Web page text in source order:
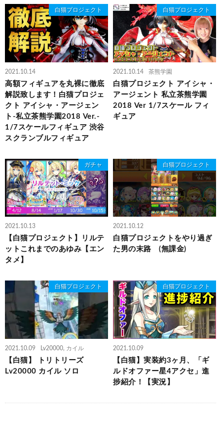
白猫プロジェクト
2021.10.14
高額フィギュアを丸裸に徹底
解説致します！白猫プロジェ
クト アイシャ・アージェン
ト-私立茶熊学園2018 Ver.-
1/7スケールフィギュア 渋谷
スクランブルフィギュア
白猫プロジェクト
2021.10.14 茶熊学園
白猫プロジェクト アイシャ・
アージェント 私立茶熊学園
2018 Ver 1/7スケール フィ
ギュア
ガチャ
2021.10.13
【白猫プロジェクト】リルテ
ットこれまでのあゆみ【エン
タメ】
白猫プロジェクト
2021.10.12
白猫プロジェクトをやり過ぎ
た男の末路 (無課金)
白猫プロジェクト
2021.10.09 Lv20000, カイル
【白猫】 トリトリーズ
Lv20000 カイル ソロ
白猫プロジェクト
2021.10.09
【白猫】実装約3ヶ月、「ギ
ルドオファー星4アクセ」進
捗紹介！【実況】